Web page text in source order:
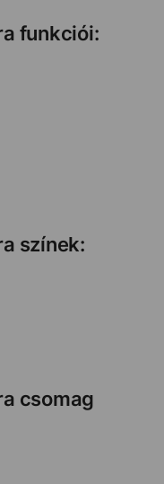
funkciói:
színek:
csomag